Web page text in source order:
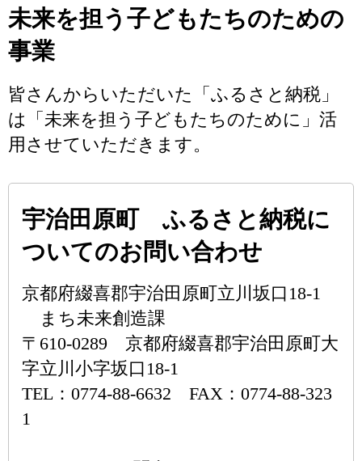
未来を担う子どもたちのための
事業
皆さんからいただいた「ふるさと納税」
は「未来を担う子どもたちのために」活
用させていただきます。
宇治田原町 ふるさと納税に
ついてのお問い合わせ
京都府綴喜郡宇治田原町立川坂口18-1
まち未来創造課
〒610-0289 京都府綴喜郡宇治田原町大
字立川小字坂口18-1
TEL：0774-88-6632 FAX：0774-88-323
1